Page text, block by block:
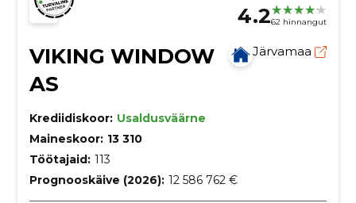
4.262 hinnangut
VIKING WINDOW
AS
Järvamaa
Krediidiskoor: Usaldusväärne
Maineskoor: 13 310
Töötajaid: 113
Prognooskäive (2026): 12 586 762 €